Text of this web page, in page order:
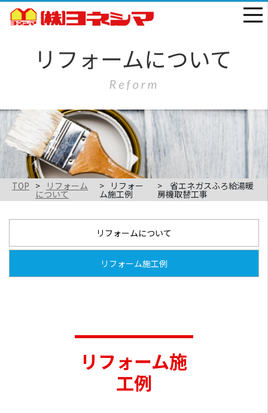
TOP リフォーム
について
リフォー
ム施工例
省エネガスふろ給湯暖
房機取替工事
リフォームについて
リフォーム施工例
リフォーム施
工例